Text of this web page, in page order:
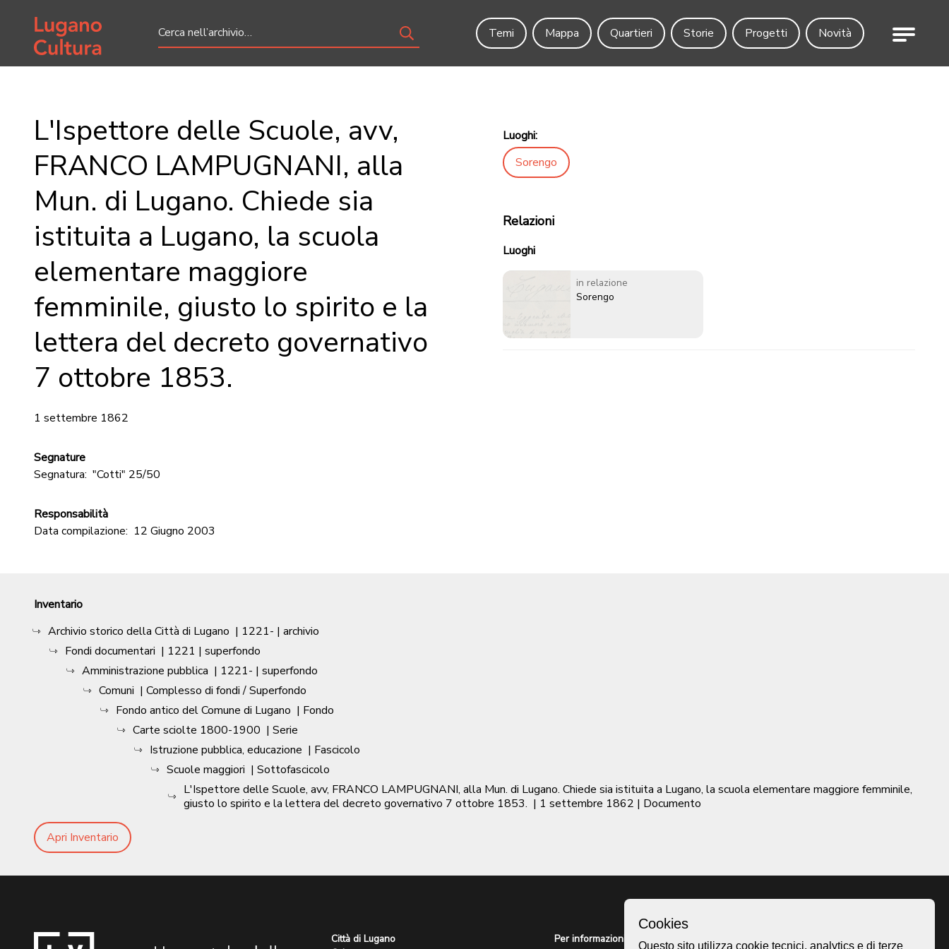
Home page
Temi
Mappa Quartieri Storie Progetti Novità Menu
L'Ispettore delle Scuole, avv,
FRANCO LAMPUGNANI, alla
Mun. di Lugano. Chiede sia
istituita a Lugano, la scuola
elementare maggiore
femminile, giusto lo spirito e la
lettera del decreto governativo
7 ottobre 1853.
1 settembre 1862
Segnature
Segnatura: "Cotti" 25/50
Responsabilità
Data compilazione: 12 Giugno 2003
Luoghi:
Sorengo
Relazioni
Luoghi
in relazione
Sorengo
Inventario
Archivio storico della Città di Lugano | 1221- | archivio
Fondi documentari | 1221 | superfondo
Amministrazione pubblica | 1221- | superfondo
Comuni | Complesso di fondi / Superfondo
Fondo antico del Comune di Lugano | Fondo
Carte sciolte 1800-1900 | Serie
Istruzione pubblica, educazione | Fascicolo
Scuole maggiori | Sottofascicolo
L'Ispettore delle Scuole, avv, FRANCO LAMPUGNANI, alla Mun. di Lugano. Chiede sia istituita a Lugano, la scuola elementare maggiore femminile,
giusto lo spirito e la lettera del decreto governativo 7 ottobre 1853. | 1 settembre 1862 | Documento
Apri Inventario
Città di Lugano
Per informazioni:
Homepage
Cookies
Questo sito utilizza cookie tecnici, analytics e di terze